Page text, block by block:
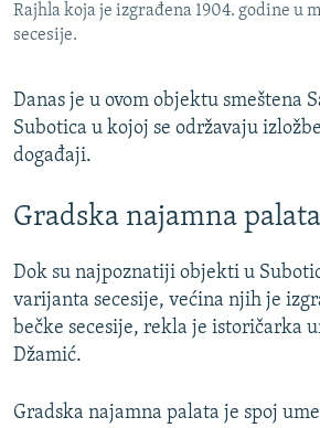
Rajhla koja je izgrađena 1904. godine u
secesije.
Danas je u ovom objektu smeštena
Subotica u kojoj se održavaju
događaji.
Gradska najamna palata
Dok su najpoznatiji objekti u
varijanta secesije, većina njih je
bečke secesije, rekla je istoričarka
Džamić.
Gradska najamna palata je spoj